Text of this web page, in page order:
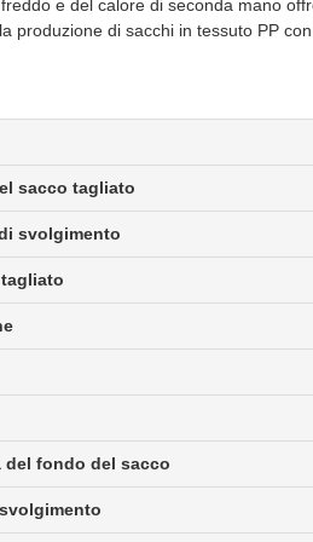
e del calore di seconda mano
produzione di sacchi in tessuto PP
sacco tagliato
svolgimento
del fondo del sacco